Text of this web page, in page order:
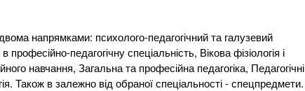
напрямками: психолого-педагогічний та галузевий
педагогічну спеціальність, Вікова фізіологія і
навчання, Загальна та професійна педагогіка, Педагогічні
Також в залежно від обраної спеціальності - спецпредмети.